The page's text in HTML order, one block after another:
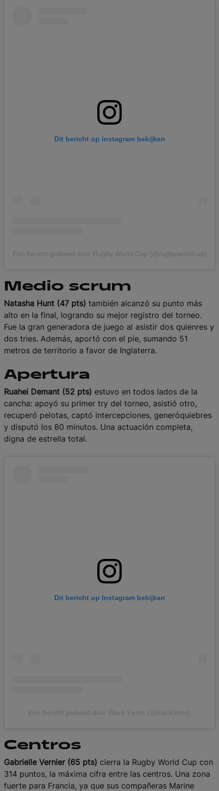
Dit bericht op Instagram bekijken
Een bericht gedeeld door Rugby World Cup (@rugbyworldcup)
Medio scrum
Natasha Hunt (47 pts) también alcanzó su punto más
alto en la final, logrando su mejor registro del torneo.
Fue la gran generadora de juego al asistir dos quienres y
dos tries. Además, aportó con el pie, sumando 51
metros de territorio a favor de Inglaterra.
Apertura
Ruahei Demant (52 pts) estuvo en todos lados de la
cancha: apoyó su primer try del torneo, asistió otro,
recuperó pelotas, captó intercepciones, generóquiebres
y disputó los 80 minutos. Una actuación completa,
digna de estrella total.
Dit bericht op Instagram bekijken
Een bericht gedeeld door Black Ferns (@blackferns)
Centros
Gabrielle Vernier (65 pts) cierra la Rugby World Cup con
314 puntos, la máxima cifra entre las centros. Una zona
fuerte para Francia, ya que sus compañeras Marine